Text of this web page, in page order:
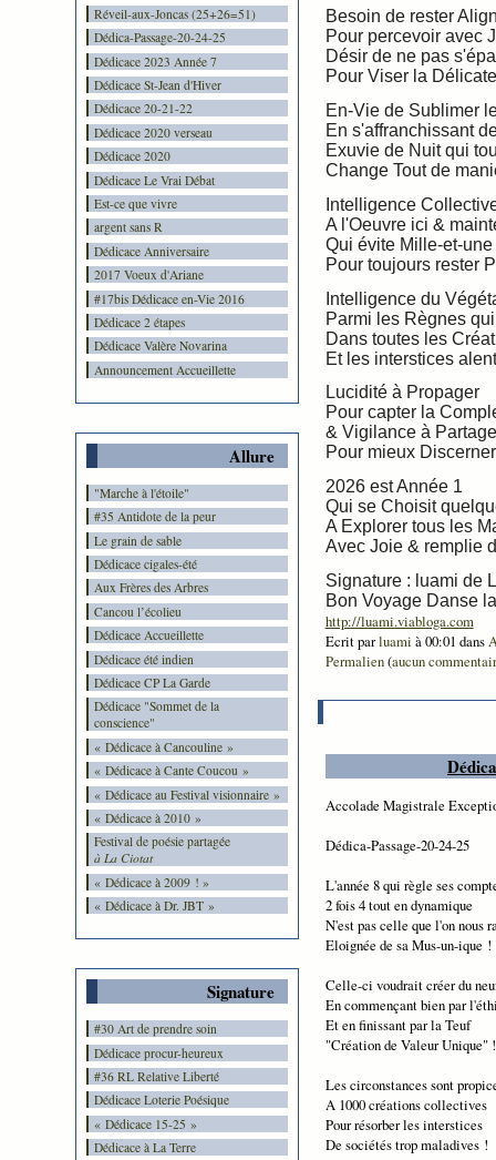
Réveil-aux-Joncas (25+26=51)
Dédica-Passage-20-24-25
Dédicace 2023 Année 7
Dédicace St-Jean d'Hiver
Dédicace 20-21-22
Dédicace 2020 verseau
Dédicace 2020
Dédicace Le Vrai Débat
Est-ce que vivre
argent sans R
Dédicace Anniversaire
2017 Voeux d'Ariane
#17bis Dédicace en-Vie 2016
Dédicace 2 étapes
Dédicace Valère Novarina
Announcement Accueillette
Allure
"Marche à l'étoile"
#35 Antidote de la peur
Le grain de sable
Dédicace cigales-été
Aux Frères des Arbres
Cancou l’écolieu
Dédicace Accueillette
Dédicace été indien
Dédicace CP La Garde
Dédicace "Sommet de la
conscience"
« Dédicace à Cancouline »
« Dédicace à Cante Coucou »
« Dédicace au Festival visionnaire »
« Dédicace à 2010 »
Festival de poésie partagée
à La Ciotat
« Dédicace à 2009 ! »
« Dédicace à Dr. JBT »
Signature
#30 Art de prendre soin
Dédicace procur-heureux
#36 RL Relative Liberté
Dédicace Loterie Poésique
« Dédicace 15-25 »
Dédicace à La Terre
Besoin de rester
Pour percevoir avec
Désir de ne pas
Pour Viser la
En-Vie de Sublimer
En s'affranchissant
Exuvie de Nuit qui
Change Tout de
Intelligence
A l'Oeuvre ici &
Qui évite Mille-et-
Pour toujours rester
Intelligence du
Parmi les Règnes
Dans toutes les
Et les interstices
Lucidité à Propager
Pour capter la
& Vigilance à
Pour mieux
2026 est Année 1
Qui se Choisit
A Explorer tous les
Avec Joie & remplie
Signature : luami de
Bon Voyage Danse
http://luami.viabloga.com
Ecrit parluami à 00:01 dans
Permalien(aucun
Accolade Magistrale
Dédica-Passage-20-24-25
L'année 8 qui règle ses
2 fois 4 tout en dynamique
N'est pas celle que l'on nous
Eloignée de sa Mus-un-ique !
Celle-ci voudrait créer du
En commençant bien par
Et en finissant par la Teuf
"Création de Valeur Unique" !
Les circonstances sont
A 1000 créations collectives
Pour résorber les interstices
De sociétés trop maladives !